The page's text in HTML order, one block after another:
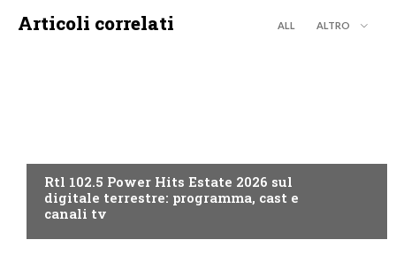
Articoli correlati ALL ALTRO
Rtl 102.5 Power Hits Estate 2026 sul
digitale terrestre: programma, cast e
canali tv